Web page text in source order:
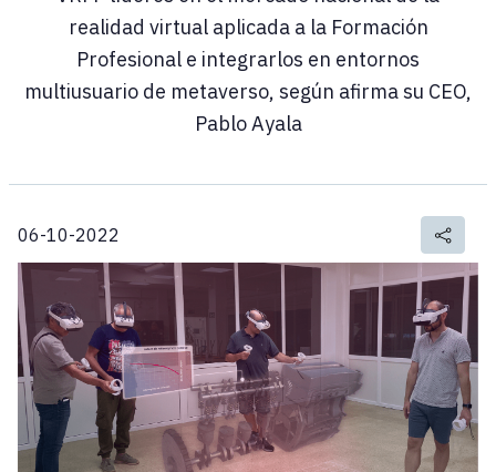
realidad virtual aplicada a la Formación
Profesional e integrarlos en entornos
multiusuario de metaverso, según afirma su CEO,
Pablo Ayala
06-10-2022